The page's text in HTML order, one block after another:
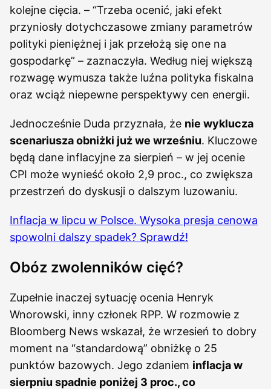
kolejne cięcia. – “Trzeba ocenić, jaki efekt
przyniosły dotychczasowe zmiany parametrów
polityki pieniężnej i jak przełożą się one na
gospodarkę” – zaznaczyła. Według niej większą
rozwagę wymusza także luźna polityka fiskalna
oraz wciąż niepewne perspektywy cen energii.
Jednocześnie Duda przyznała, że nie wyklucza
scenariusza obniżki już we wrześniu. Kluczowe
będą dane inflacyjne za sierpień – w jej ocenie
CPI może wynieść około 2,9 proc., co zwiększa
przestrzeń do dyskusji o dalszym luzowaniu.
Inflacja w lipcu w Polsce. Wysoka presja cenowa
spowolni dalszy spadek? Sprawdź!
Obóz zwolenników cięć?
Zupełnie inaczej sytuację ocenia Henryk
Wnorowski, inny członek RPP. W rozmowie z
Bloomberg News wskazał, że wrzesień to dobry
moment na “standardową” obniżkę o 25
punktów bazowych. Jego zdaniem inflacja w
sierpniu spadnie poniżej 3 proc., co